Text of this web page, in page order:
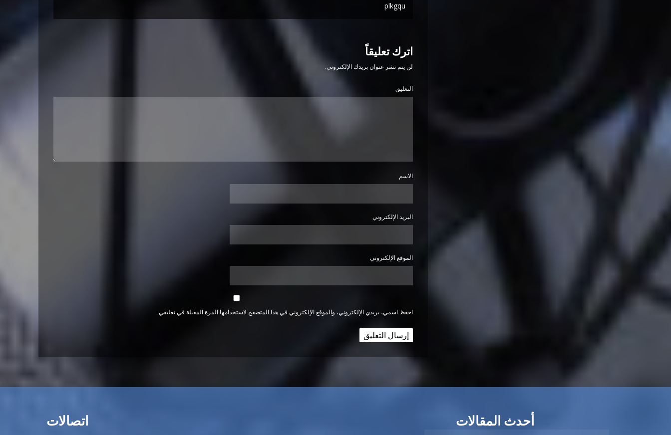
plkgqu
اترك تعليقاً
لن يتم نشر عنوان بريدك الإلكتروني.
التعليق
الاسم
البريد الإلكتروني
الموقع الإلكتروني
احفظ اسمي، بريدي الإلكتروني، والموقع الإلكتروني في هذا المتصفح لاستخدامها المرة المقبلة في تعليقي.
اتصالات أحدث المقالات